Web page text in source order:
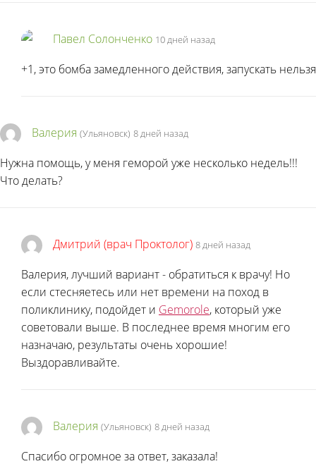
Павел Солонченко 10 дней назад
+1, это бомба замедленного действия, запускать нельзя
Валерия (Ульяновск) 8 дней назад
Нужна помощь, у меня геморой уже несколько недель!!!
Что делать?
Дмитрий (врач Проктолог) 8 дней назад
Валерия, лучший вариант - обратиться к врачу! Но
если стесняетесь или нет времени на поход в
поликлинику, подойдет и Gemorole, который уже
советовали выше. В последнее время многим его
назначаю, результаты очень хорошие!
Выздоравливайте.
Валерия (Ульяновск) 8 дней назад
Спасибо огромное за ответ, заказала!